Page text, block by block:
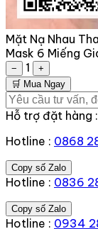
Mặt Nạ Nhau
Mask 6 Miếng
− 1
+
🛒 Mua Ngay
Hỗ trợ đặt hàng :
Hotline : 0868
Copy số Zalo
Hotline : 0836
Copy số Zalo
Hotline : 0934